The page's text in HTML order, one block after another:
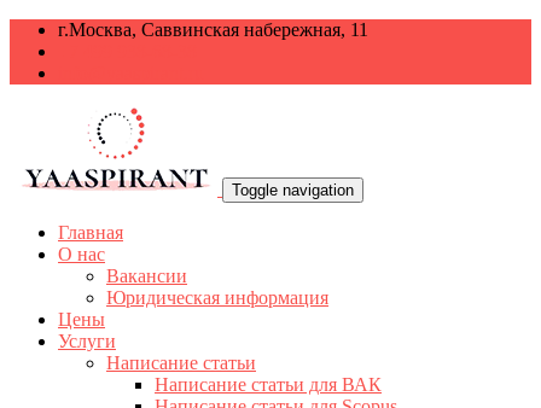
г.Москва, Саввинская набережная, 11
Toggle navigation
Главная
О нас
Вакансии
Юридическая информация
Цены
Услуги
Написание статьи
Написание статьи для ВАК